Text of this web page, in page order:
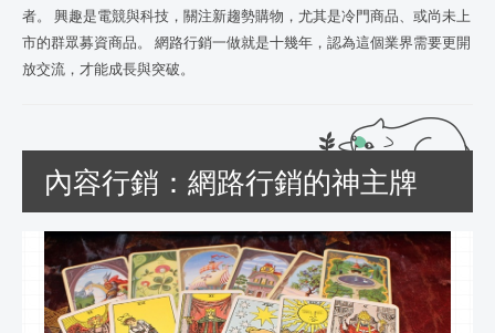
者。 興趣是電競與科技，關注新趨勢購物，尤其是冷門商品、或尚未上
市的群眾募資商品。 網路行銷一做就是十幾年，認為這個業界需要更開
放交流，才能成長與突破。
內容行銷：網路行銷的神主牌